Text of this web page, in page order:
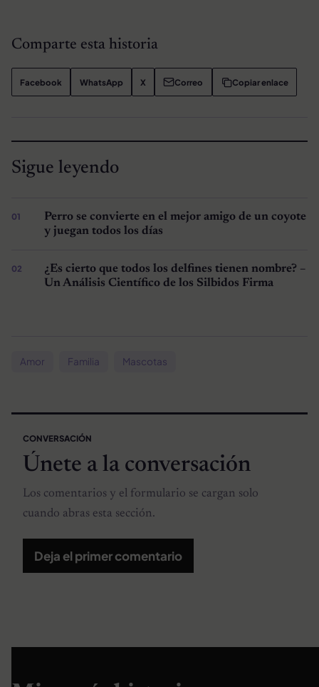
Comparte esta historia
Facebook WhatsApp X Correo Copiar enlace
Sigue leyendo
Perro se convierte en el mejor amigo de un coyote
y juegan todos los días
¿Es cierto que todos los delfines tienen nombre? –
Un Análisis Científico de los Silbidos Firma
Amor Familia Mascotas
CONVERSACIÓN
Únete a la conversación
Los comentarios y el formulario se cargan solo
cuando abras esta sección.
Deja el primer comentario